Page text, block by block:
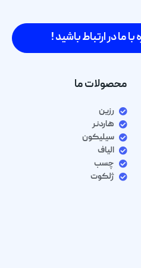
ما در ارتباط باشید !
محصولات ما
رزین
هاردنر
سیلیکون
الیاف
چسب
ژلکوت